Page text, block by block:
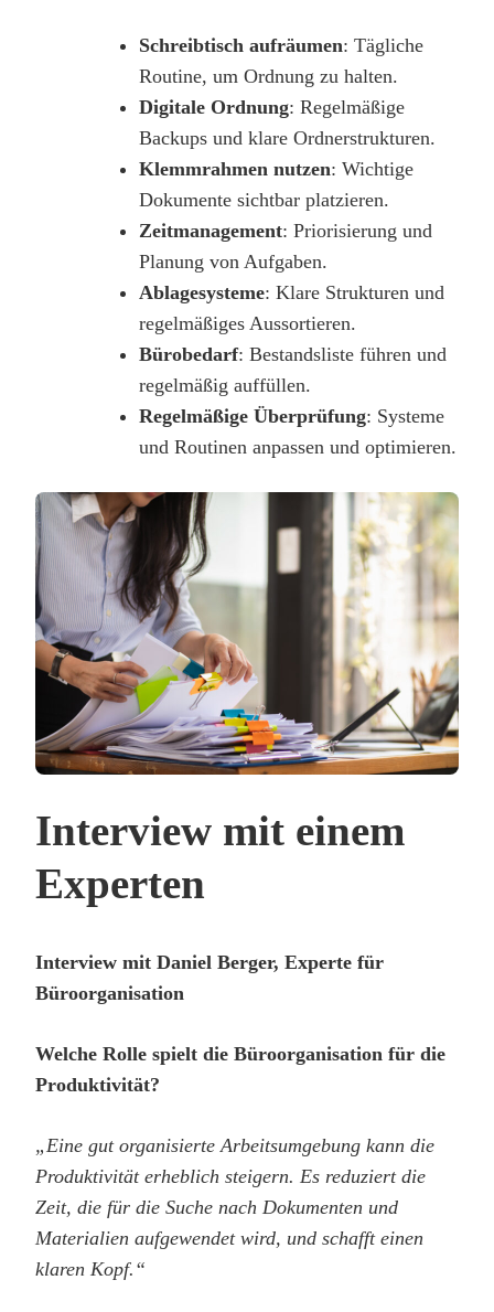
Schreibtisch aufräumen: Tägliche
Routine, um Ordnung zu halten.
Digitale Ordnung: Regelmäßige
Backups und klare Ordnerstrukturen.
Klemmrahmen nutzen: Wichtige
Dokumente sichtbar platzieren.
Zeitmanagement: Priorisierung und
Planung von Aufgaben.
Ablagesysteme: Klare Strukturen und
regelmäßiges Aussortieren.
Bürobedarf: Bestandsliste führen und
regelmäßig auffüllen.
Regelmäßige Überprüfung: Systeme
und Routinen anpassen und optimieren.
Interview mit einem
Experten
Interview mit Daniel Berger, Experte für
Büroorganisation
Welche Rolle spielt die Büroorganisation für die
Produktivität?
„Eine gut organisierte Arbeitsumgebung kann die
Produktivität erheblich steigern. Es reduziert die
Zeit, die für die Suche nach Dokumenten und
Materialien aufgewendet wird, und schafft einen
klaren Kopf.“